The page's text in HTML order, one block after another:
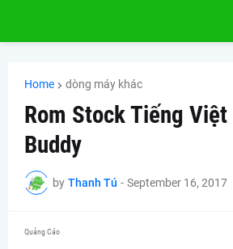
Home dòng máy khác
Rom Stock Tiếng
Buddy
by Thanh Tú - September 16, 2017
Quảng Cáo